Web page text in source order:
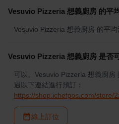
Vesuvio Pizzeria 想義廚房 的平
Vesuvio Pizzeria 想義廚房 的平均
Vesuvio Pizzeria 想義廚房 是否
可以。Vesuvio Pizzeria 想義廚房
過以下連結進行預訂：
https://shop.ichefpos.com/store/
線上訂位